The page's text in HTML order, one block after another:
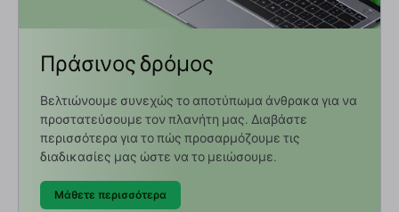
Πράσινος δρόμος
Βελτιώνουμε συνεχώς το αποτύπωμα άνθρακα για να
προστατεύσουμε τον πλανήτη μας. Διαβάστε
περισσότερα για το πώς προσαρμόζουμε τις
διαδικασίες μας ώστε να το μειώσουμε.
Μάθετε περισσότερα